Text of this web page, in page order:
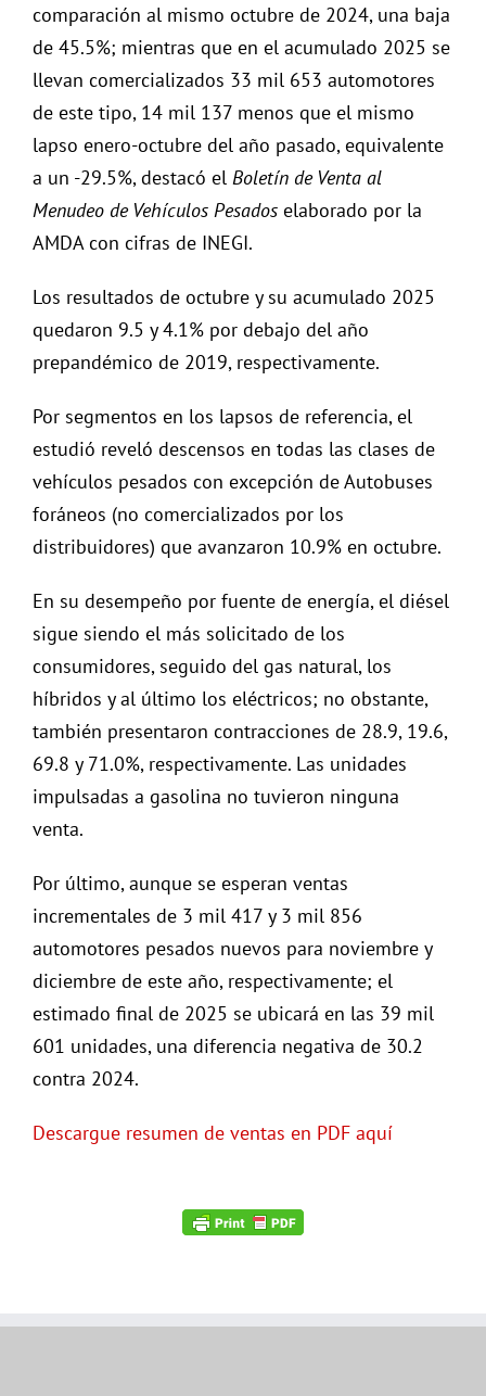
comparación al mismo octubre de 2024, una baja
de 45.5%; mientras que en el acumulado 2025 se
llevan comercializados 33 mil 653 automotores
de este tipo, 14 mil 137 menos que el mismo
lapso enero-octubre del año pasado, equivalente
a un -29.5%, destacó el Boletín de Venta al
Menudeo de Vehículos Pesados elaborado por la
AMDA con cifras de INEGI.
Los resultados de octubre y su acumulado 2025
quedaron 9.5 y 4.1% por debajo del año
prepandémico de 2019, respectivamente.
Por segmentos en los lapsos de referencia, el
estudió reveló descensos en todas las clases de
vehículos pesados con excepción de Autobuses
foráneos (no comercializados por los
distribuidores) que avanzaron 10.9% en octubre.
En su desempeño por fuente de energía, el diésel
sigue siendo el más solicitado de los
consumidores, seguido del gas natural, los
híbridos y al último los eléctricos; no obstante,
también presentaron contracciones de 28.9, 19.6,
69.8 y 71.0%, respectivamente. Las unidades
impulsadas a gasolina no tuvieron ninguna
venta.
Por último, aunque se esperan ventas
incrementales de 3 mil 417 y 3 mil 856
automotores pesados nuevos para noviembre y
diciembre de este año, respectivamente; el
estimado final de 2025 se ubicará en las 39 mil
601 unidades, una diferencia negativa de 30.2
contra 2024.
Descargue resumen de ventas en PDF aquí